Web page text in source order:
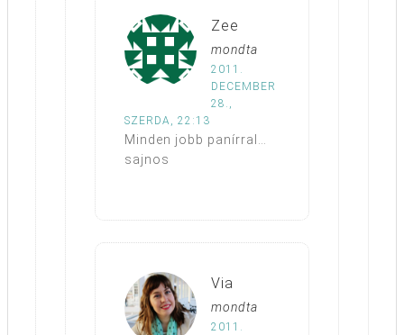
Zee
mondta
2011.
DECEMBER
28.,
SZERDA, 22:13
Minden jobb panírral…
sajnos
Via
mondta
2011.